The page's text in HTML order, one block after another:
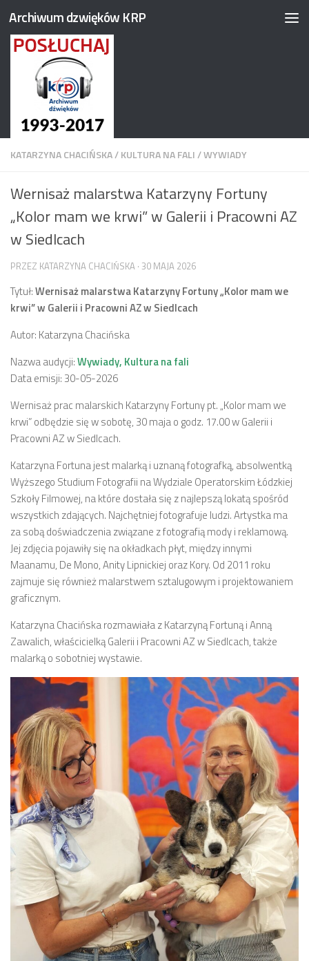
Przejdź do treści
Archiwum dzwięków KRP
KATARZYNA CHACIŃSKA/KULTURA NA FALI/WYWIADY
Wernisaż malarstwa Katarzyny Fortuny
„Kolor mam we krwi” w Galerii i Pracowni AZ
w Siedlcach
PRZEZ KATARZYNA CHACIŃSKA · 30 MAJA 2026
Tytuł:Wernisaż malarstwa Katarzyny Fortuny „Kolor mam we
krwi” w Galerii i Pracowni AZ w Siedlcach
Autor: Katarzyna Chacińska
Nazwa audycji:Wywiady, Kultura na fali
Data emisji: 30-05-2026
Wernisaż prac malarskich Katarzyny Fortuny pt. „Kolor mam we
krwi” odbędzie się w sobotę, 30 maja o godz. 17.00 w Galerii i
Pracowni AZ w Siedlcach.
Katarzyna Fortuna jest malarką i uznaną fotografką, absolwentką
Wyższego Studium Fotografii na Wydziale Operatorskim Łódzkiej
Szkoły Filmowej, na które dostała się z najlepszą lokatą spośród
wszystkich zdających. Najchętniej fotografuje ludzi. Artystka ma
za sobą doświadczenia związane z fotografią mody i reklamową.
Jej zdjęcia pojawiły się na okładkach płyt, między innymi
Maanamu, De Mono, Anity Lipnickiej oraz Kory. Od 2011 roku
zajmuje się również malarstwem sztalugowym i projektowaniem
graficznym.
Katarzyna Chacińska rozmawiała z Katarzyną Fortuną i Anną
Zawalich, właścicielką Galerii i Pracowni AZ w Siedlcach, także
malarką o sobotniej wystawie.